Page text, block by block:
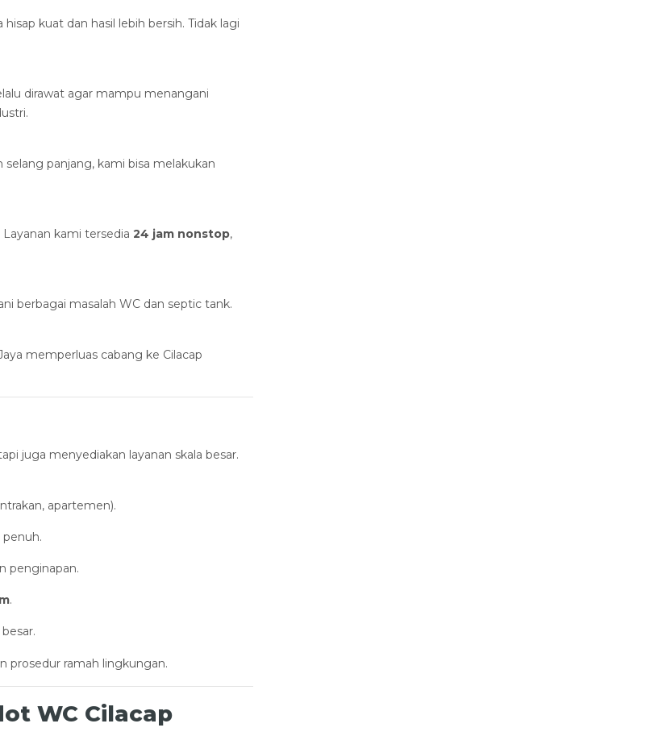
hisap kuat dan hasil lebih bersih. Tidak lagi
dirawat agar mampu menangani
panjang, kami bisa melakukan
kami tersedia 24 jam nonstop,
berbagai masalah WC dan septic tank.
memperluas cabang ke Cilacap
juga menyediakan layanan skala besar.
apartemen).
penginapan.
.
prosedur ramah lingkungan.
WC Cilacap